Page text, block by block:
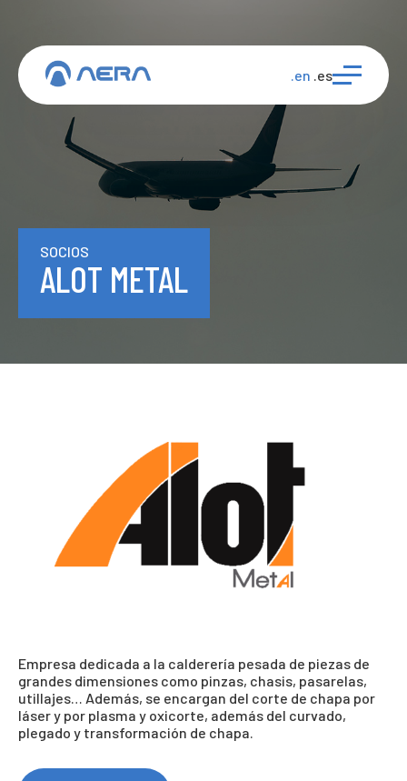
.en .es
SOCIOS
ALOT METAL
Empresa dedicada a la calderería pesada de piezas de
grandes dimensiones como pinzas, chasis, pasarelas,
utillajes… Además, se encargan del corte de chapa por
láser y por plasma y oxicorte, además del curvado,
plegado y transformación de chapa.